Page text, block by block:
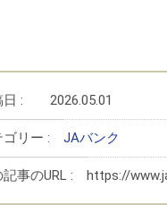
日 : 2026.05.01
ゴリー : JAバンク
記事のURL : https://